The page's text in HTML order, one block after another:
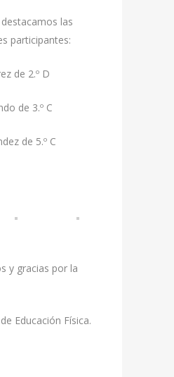
las
participantes:
de 2.º D
de 3.º C
de 5.º C
y gracias por la
Física.